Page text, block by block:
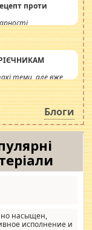
проти
теми, але вже
інсенуації
Штучно
Блоги
насыщен,
исполнение и